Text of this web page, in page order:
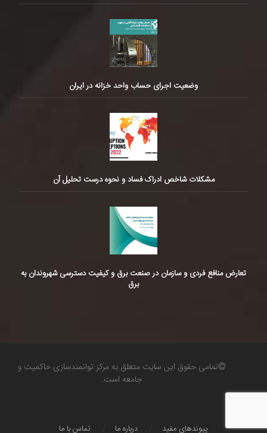
وضعیت اجرای حساب واحد خزانه در ایران
مشکلات شاخص ادراک فساد و نحوه درست تحلیل آن
تعارض منافع فردی و سازمان در صنعت برق و کیفیت دسترسی شهروندان به
برق
©تمامی حقوق این سایت متعلق به مرکز توانمندسازی حاکمیت و
جامعه است.
تماس با ما درباره ما پیوندهای مفید